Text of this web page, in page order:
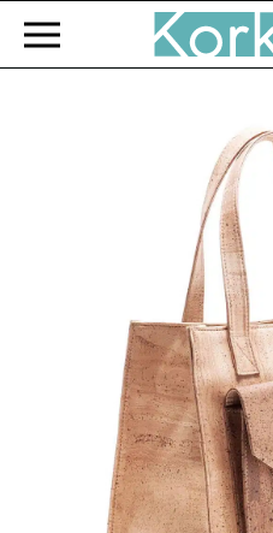
Zum Hauptinhalt springen